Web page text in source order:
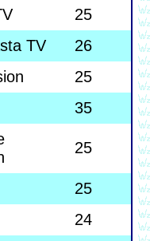
25
TV
26
25
35
25
25
24